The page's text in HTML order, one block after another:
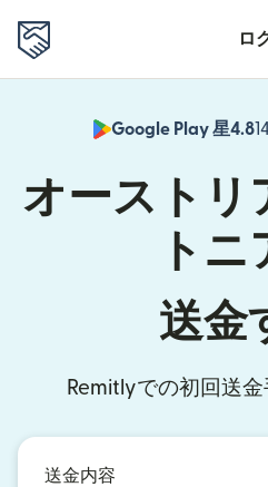
ロ
Google Play 星4.8
オーストリ
トニ
送金
Remitlyでの初回送
送金内容